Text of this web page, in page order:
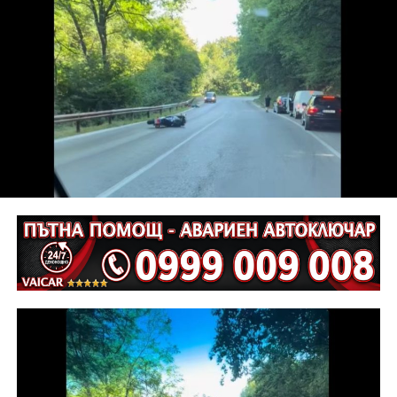
през 1861 г. свързва двата града, обединени от
общи ценности, доверие и желание да градят
заедно. „Днес показваме модел, който дава шанс на
истинското партньорство. Във време, когато сякаш е
модерно да се разделяме, ние показваме, че два
значими за културата, индустрията и обществените
инициативи български града могат да вървят
заедно“, коментира тя.